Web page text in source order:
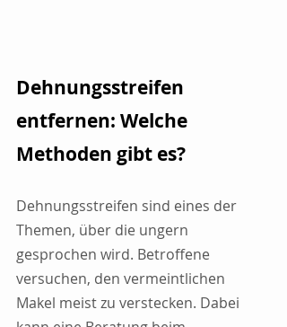
Dehnungsstreifen
entfernen: Welche
Methoden gibt es?
Dehnungsstreifen sind eines der
Themen, über die ungern
gesprochen wird. Betroffene
versuchen, den vermeintlichen
Makel meist zu verstecken. Dabei